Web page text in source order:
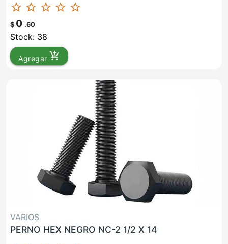
star_border star_border star_border star_border star_border
$ 0 .60
Stock: 38
Agregar add_shopping_cart
VARIOS
PERNO HEX NEGRO NC-2 1/2 X 14